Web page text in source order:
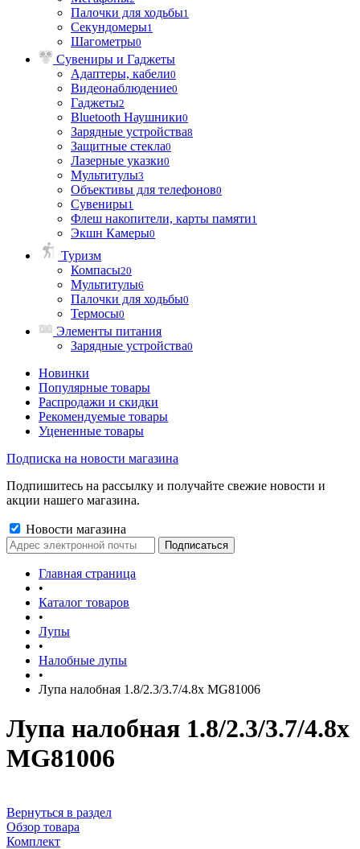
Палочки для ходьбы1
Секундомеры1
Шагометры0
Сувениры и Гаджеты
Адаптеры, кабели0
Видеонаблюдение0
Гаджеты2
Bluetooth Наушники0
Зарядные устройства8
Защитные стекла0
Лазерные указки0
Мультитулы3
Объективы для телефонов0
Сувениры1
Флеш накопители, карты памяти1
Экшн Камеры0
Туризм
Компасы20
Мультитулы6
Палочки для ходьбы0
Термосы0
Элементы питания
Зарядные устройства0
Новинки
Популярные товары
Распродажи и скидки
Рекомендуемые товары
Уцененные товары
Подписка на новости магазина
Подпишитесь на рассылку и получайте свежие новости и
акции нашего магазина.
Новости магазина
Главная страница
•
Каталог товаров
•
Лупы
•
Налобные лупы
•
Лупа налобная 1.8/2.3/3.7/4.8x MG81006
Лупа налобная 1.8/2.3/3.7/4.8x
MG81006
Вернуться в раздел
Обзор товара
Комплект